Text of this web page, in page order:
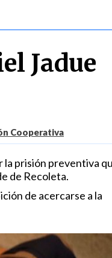
Jadue
Cooperativa
la prisión preventiva
de Recoleta.
de acercarse a la